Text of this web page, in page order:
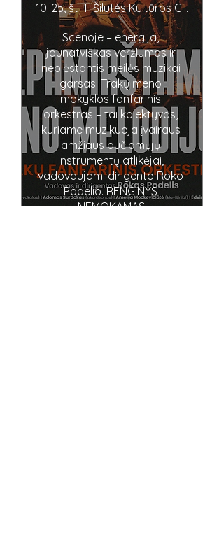
10-25, št Šilutės Kultūros Centras
Scenoje – energija,
jaunatviškas veržlumas ir
neblėstantis meilės muzikai
garsas. Trakų meno
mokyklos fanfarinis
orkestras – tai kolektyvas,
kuriame muzikuoja įvairaus
amžiaus pučiamųjų
instrumentų atlikėjai,
vadovaujami dirigento Roko
Podelio. RENGINYS
NEMOKAMAS!